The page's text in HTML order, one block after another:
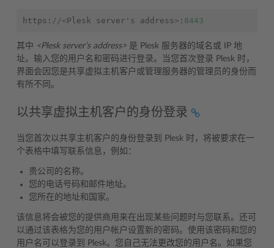
https : //<Plesk server ' s address > : 8443
其中 <Plesk server’s address> 是 Plesk 服务器的域名或 IP 地
址。输入您的用户名和密码进行登录。当您首次登录 Plesk 时，
界面会因您是共享虚拟主机客户或管理服务器的管理员的身份而
有所不同。
以共享虚拟主机客户的身份登录
当您首次以共享主机客户的身份登录到 Plesk 时，将被要求在一
个表格中填写联系信息，例如：
贵公司的名称。
您的电话号码和邮件地址。
您所在的地址和国家。
该信息将会被您的提供商用来在出现某些问题时与您联系。还可
以通过该表格为您的用户帐户设置新的密码。使用该密码和您的
用户名可以登录到 Plesk。您自己无法更改您的用户名。如果您